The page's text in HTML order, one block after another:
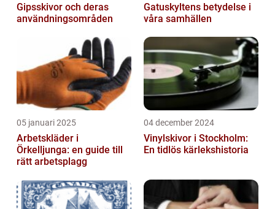
Gipsskivor och deras
användningsområden
Gatuskyltens betydelse i
våra samhällen
05 januari 2025
Arbetskläder i
Örkelljunga: en guide till
rätt arbetsplagg
04 december 2024
Vinylskivor i Stockholm:
En tidlös kärlekshistoria